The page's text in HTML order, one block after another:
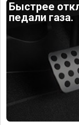
Быстрее
педали газа.